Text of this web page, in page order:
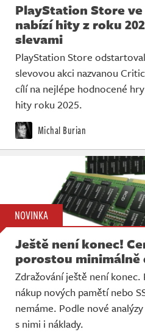
PlayStation Store
nabízí hity z roku
slevami
PlayStation Store
slevovou akci nazvanou
cílí na nejlépe hodnocené
hity roku 2025.
Michal Burian
NOVINKA
Ještě není konec!
porostou minimálně
Zdražování ještě není konec.
nákup nových pamětí nebo
nemáme. Podle nové
s nimi i náklady.